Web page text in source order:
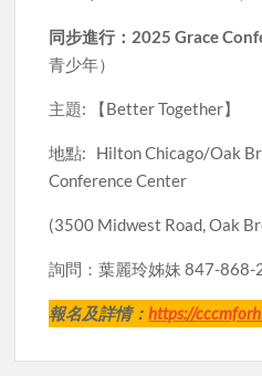
同步進行：2025 Grace
青少年）
主題: 【Better Together】
地點: Hilton Chicago/Oak
Conference Center
(3500 Midwest Road, Oak
詢問：葉麗玲姊妹 847-868-
報名及詳情：https://